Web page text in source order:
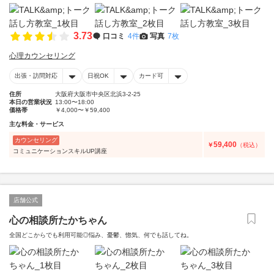
3.73 口コミ 4件 写真 7枚
心理カウンセリング
出張・訪問対応 日祝OK カード可
住所
大阪府大阪市中央区北浜3-2-25
本日の営業状況 13:00〜18:00
価格帯
￥4,000〜￥59,400
主な料金・サービス
カウンセリング
コミュニケーションスキルUP講座
￥59,400 （税込）
店舗公式
心の相談所たかちゃん
全国どこからでも利用可能◎悩み、憂鬱、惚気、何でも話してね。